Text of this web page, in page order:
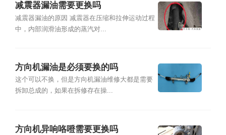
减震器漏油需要更换吗
减震器漏油的原因 减震器在压缩和拉伸运动过程
中，内部润滑油形成的蒸汽对...
方向机漏油是必须要换的吗
这个可以不换，但是方向机漏油维修大都是需要
拆卸总成的，如果在拆修存在操...
方向机异响咯噔需要更换吗